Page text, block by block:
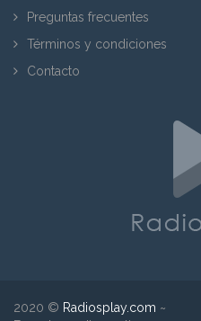
Preguntas frecuentes
Términos y condiciones
Contacto
2020 © Radiosplay.com ~